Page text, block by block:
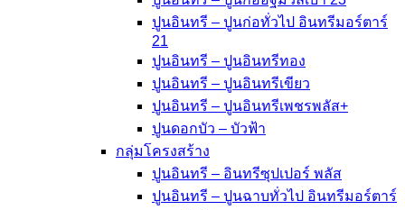
ปูนอินทรี – ปูนก่อทั่วไป อินทรีมอร์ตาร์
21
ปูนอินทรี – ปูนอินทรีทอง
ปูนอินทรี – ปูนอินทรีเขียว
ปูนอินทรี – ปูนอินทรีเพชรพลัส+
ปูนดอกบัว – บัวฟ้า
กลุ่มโครงสร้าง
ปูนอินทรี – อินทรีซุปเปอร์ พลัส
ปูนอินทรี – ปูนฉาบทั่วไป อินทรีมอร์ตาร์